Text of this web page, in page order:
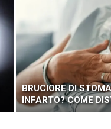
BRUCIORE DI
INFARTO? COME